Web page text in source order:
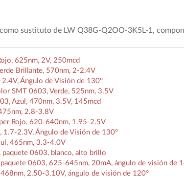
sustituto de LW Q38G-Q2OO-3K5L-1,
625nm, 2V, 250mcd
Brillante, 570nm, 2-2.4V
Ángulo de Visión de 130°
SMT 0603, Verde, 525nm, 3.5V
Azul, 470nm, 3.5V, 145mcd
2.8-3.8V
Rojo, 620-640nm, 1.95-2.5V
1.7-2.3V, Ángulo de Visión de 130°
465nm, 3.3-4.0V
0603, blanco, alto brillo
0603, 625-645nm, 20mA, ángulo de visión de
2.50-3.10V, ángulo de visión de 120°